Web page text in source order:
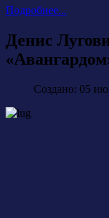
Подробнее...
Денис
Создано: 05